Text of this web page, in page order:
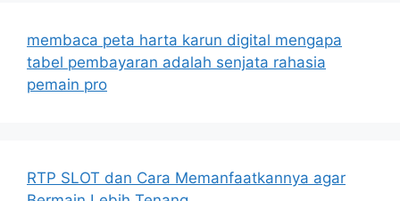
membaca peta harta karun digital mengapa
tabel pembayaran adalah senjata rahasia
pemain pro
RTP SLOT dan Cara Memanfaatkannya agar